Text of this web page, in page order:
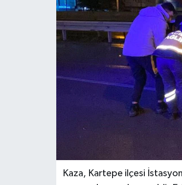
Kaza, Kartepe ilçesi